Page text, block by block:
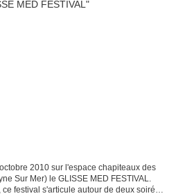
2010 sur l'espace chapiteaux des
Sur Mer) le GLISSE MED FESTIVAL.
festival s'articule autour de deux soirées